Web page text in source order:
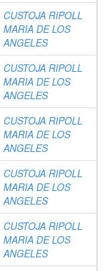
CUSTOJA RIPOLL
MARIA DE LOS
ANGELES
CUSTOJA RIPOLL
MARIA DE LOS
ANGELES
CUSTOJA RIPOLL
MARIA DE LOS
ANGELES
CUSTOJA RIPOLL
MARIA DE LOS
ANGELES
CUSTOJA RIPOLL
MARIA DE LOS
ANGELES